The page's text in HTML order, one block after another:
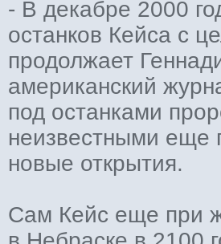
- В декабре 2000
останков Кейса с
продолжает
американский
под останками
неизвестными еще
новые открытия.
Сам Кейс еще при